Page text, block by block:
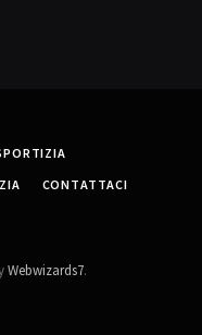
CONTATTACI
Webwizards7.